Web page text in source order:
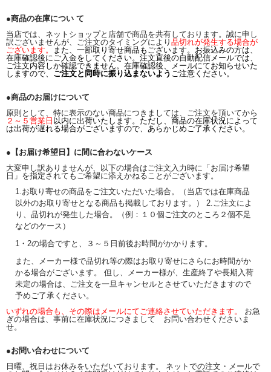
●商品の在庫につい て
当店では、ネットショップと店舗で商品を共有しております。誠に申し
訳ございませんが、ご注文のタイミングにより 品切れが発生する場合が
ございます。
また、一部取り寄せ商品もございます。お振込みの方は、
在庫確認後にご入金をしてください。注文直後の自動配信メールでは、
ご注文内容しか確認できません。在庫確認後、メールにてお知らせいた
しますので、 ご注文と同時に振り込まないよう ご注意ください。
●商品のお届けについて
原則として、特に表示のない商品につきましては、ご注文を頂いてから
２～５営業日 以内に出荷いたします。ただし、商品の在庫状況によって
は出荷が遅れる場合がございますので、あらかじめご了承ください。
●【お届け希望日】に間に合わないケース
大変申し訳ありませんが、以下の場合はご注文入力時に「お届け希望
日」を指定されてもご希望に添えかねることがございます。
1.お取り寄せの商品をご注文いただいた場合。（当店では在庫商品
以外のお取り寄せとなる商品も掲載しております。） 2.ご注文によ
り、品切れが発生した場合。（例：１０個ご注文のところ２個不足
などのケース）
1・2の場合ですと、３～５日前後お時間がかかります。
また、メーカー様で品切れ等の際はお取り寄せにさらにお時間がか
かる場合がございます。 但し、メーカー様が、生産終了や長期入荷
未定の場合は、ご注文を一旦キャンセルとさせていただきますので
予めご了承ください。
いずれの場合も、その際はメールにてご連絡させていただきます。 お急
ぎの場合は、事前に在庫状況につきまして お問い合わせくださいま
せ。
●お問い合わせについて
日曜、祝日はお休みをいただいております。 ネットでの注文・メールで